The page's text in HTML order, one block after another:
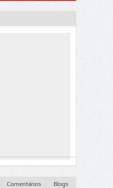
Comentários Blogs